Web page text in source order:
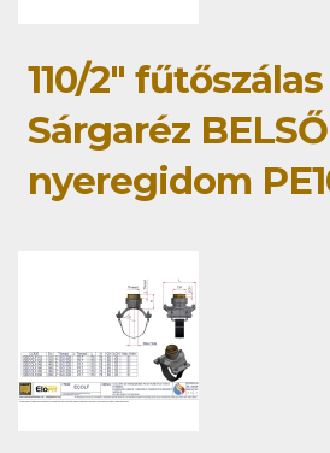
110/2"
Sárgaréz
nyeregidom